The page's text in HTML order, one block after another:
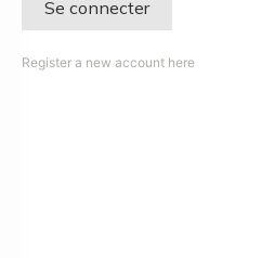
Register a new account here